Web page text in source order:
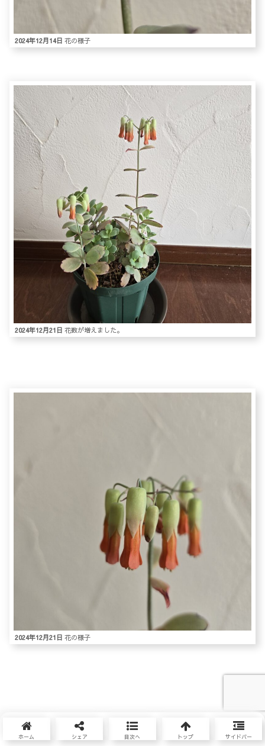
2024年12月14日 花の様子
2024年12月21日 花数が増えました。
2024年12月21日 花の様子
ホーム シェア 目次へ トップ サイドバー